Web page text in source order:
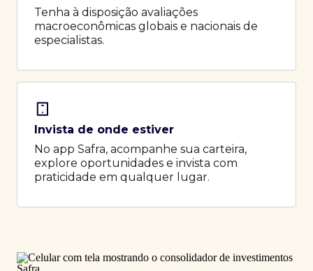
Tenha à disposição avaliações
macroeconômicas globais e nacionais de
especialistas.
Invista de onde estiver
No app Safra, acompanhe sua carteira,
explore oportunidades e invista com
praticidade em qualquer lugar.